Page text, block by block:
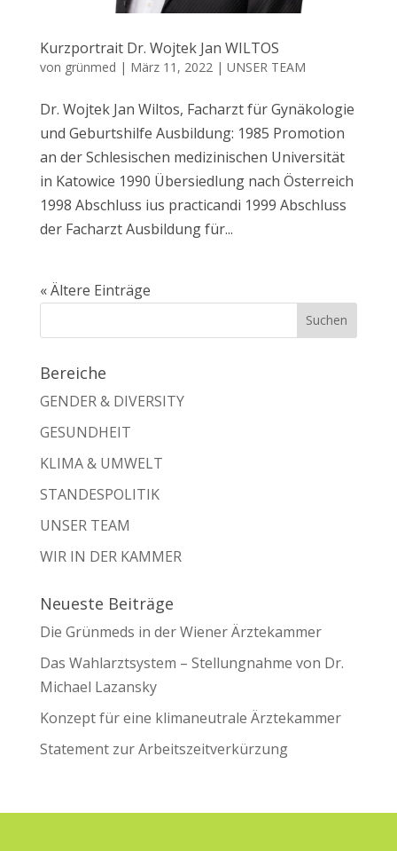
Kurzportrait Dr. Wojtek Jan WILTOS
von grünmed | März 11, 2022 | UNSER TEAM
Dr. Wojtek Jan Wiltos, Facharzt für Gynäkologie
und Geburtshilfe Ausbildung: 1985 Promotion
an der Schlesischen medizinischen Universität
in Katowice 1990 Übersiedlung nach Österreich
1998 Abschluss ius practicandi 1999 Abschluss
der Facharzt Ausbildung für...
« Ältere Einträge
Bereiche
GENDER & DIVERSITY
GESUNDHEIT
KLIMA & UMWELT
STANDESPOLITIK
UNSER TEAM
WIR IN DER KAMMER
Neueste Beiträge
Die Grünmeds in der Wiener Ärztekammer
Das Wahlarztsystem – Stellungnahme von Dr.
Michael Lazansky
Konzept für eine klimaneutrale Ärztekammer
Statement zur Arbeitszeitverkürzung